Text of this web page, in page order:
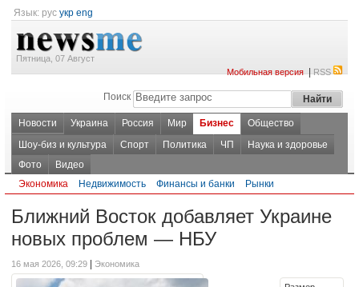
Язык: рус укр eng
Пятница, 07 Август
Мобильная версия|RSS
Поиск
Новости Украина Россия Мир Бизнес
Общество
Шоу-биз и культура
Спорт Политика ЧП
Наука и здоровье
Фото
Видео
Экономика
Недвижимость Финансы и банки Рынки
Ближний Восток добавляет Украине
новых проблем — НБУ
16 мая 2026, 09:29 Экономика